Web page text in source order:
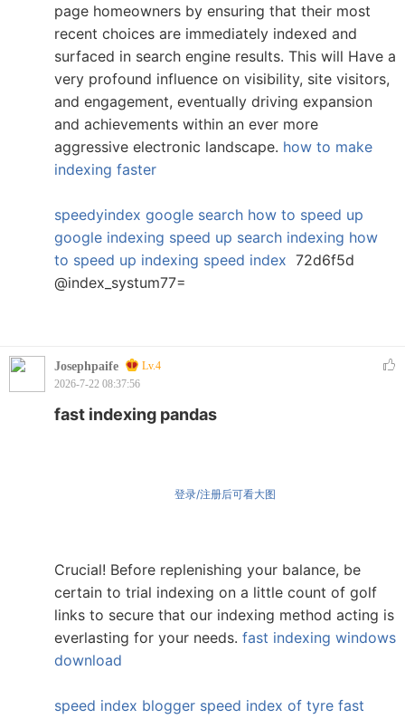
page homeowners by ensuring that their most
recent choices are immediately indexed and
surfaced in search engine results. This will Have a
very profound influence on visibility, site visitors,
and engagement, eventually driving expansion
and achievements within an ever more
aggressive electronic landscape. how to make
indexing faster
speedyindex google search how to speed up
google indexing speed up search indexing how
to speed up indexing speed index 72d6f5d
@index_systum77=
Josephpaife
Lv.4
2026-7-22 08:37:56
fast indexing pandas
登录/注册后可看大图
Crucial! Before replenishing your balance, be
certain to trial indexing on a little count of golf
links to secure that our indexing method acting is
everlasting for your needs. fast indexing windows
download
speed index blogger speed index of tyre fast